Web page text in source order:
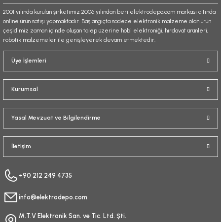
Gönder
2001 yılında kurulan şirketimiz 2006 yılından beri elektrodepo.com markası altında
online ürün satışı yapmaktadır. Başlangıçta sadece elektronik malzeme olan ürün
çeşidimiz zaman içinde oluşan talep üzerine hobi elektroniği, hırdavat ürünleri,
robotik malzemeler ile genişleyerek devam etmektedir.
Üye İşlemleri
Kurumsal
Yasal Mevzuat ve Bilgilendirme
İletişim
+90 212 249 4735
info@elektrodepo.com
M.T.V Elektronik San. ve Tic. Ltd. Şti.